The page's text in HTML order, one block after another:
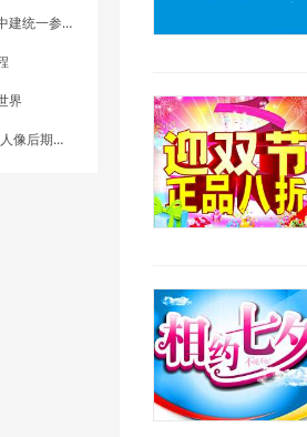
法1：对齐和分布
界
色调实例